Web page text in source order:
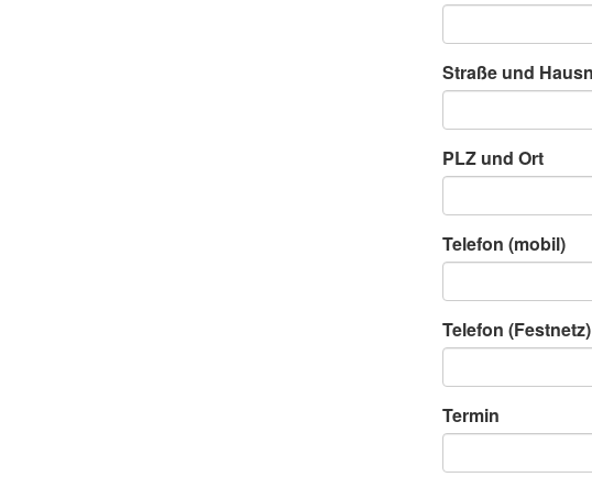
Straße und
PLZ und Ort
Telefon (mobil)
Telefon (Festnetz)
Termin